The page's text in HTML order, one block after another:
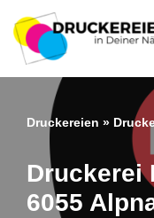
Zum
Inhalt
springen
Druckereien »
Druckerei
6055